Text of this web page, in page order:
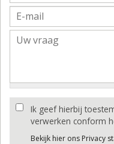
Ik geef hierbij
verwerken conform
Bekijk hier ons Privacy